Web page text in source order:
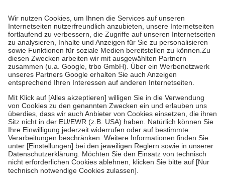
höchstens zehn Euro.
Es sind jedoch nie mehr als die tatsächlichen
Kosten der Leistung zu entrichten.
Diese Regeln gelten grundsätzlich auch für Online-Apotheken.
Bei Heilmitteln und häuslicher Krankenpflege beträgt die
Zuzahlung zehn Prozent der Kosten sowie zehn Euro je
Verordnung.
Um das Engagement der Versicherten für ihre eigene Gesundheit zu
stärken und die besondere Stellung der Familie zu unterstützen,
fallenkeine Zuzahlungenan bei:
• Kindern und Jugendlichen bis zum vollendeten 18. Lebensjahr
mit Ausnahme der Fahrkosten
• Untersuchungen zur Vorsorge und Früherkennung, die von der
GKV getragen werden
• empfohlenen Schutzimpfungen
• Harn- und Blutteststreifen